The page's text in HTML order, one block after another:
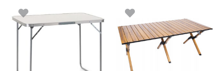
a
fost:
295.00 lei.
este:
194.00